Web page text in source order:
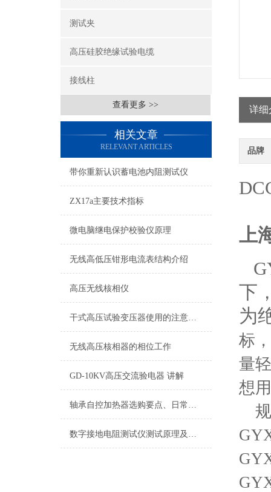
测试夹
高压硅胶绝缘试验电缆
接线柱
查看更多 >>
相关文章
RELEVANT ARTICLES
带你重新认识蓄电池内阻测试仪
ZX17a主要技术指标
微电脑继电保护校验仪原理
无线高低压钳形电流表结构介绍
高压无线核相仪
干式高压试验变压器使用的注意事项
无线高压核相器的相位工作
GD-10KV高压交流验电器 讲解
轴承自控加热器选购要点、日常维护与保养
数字接地电阻测试仪测试原理及使用注意
详细
品牌
上
下
为
标
量
想
规